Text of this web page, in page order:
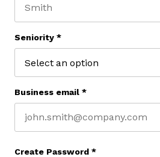
Seniority *
Business email *
Create Password *